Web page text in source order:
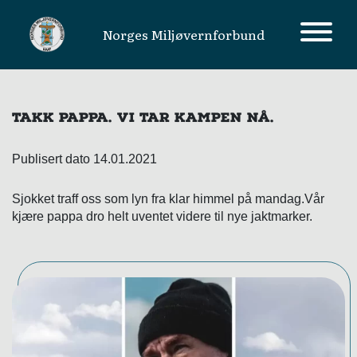
MAIN NAVIGATIONNorges Miljøvernforbund
TAKK PAPPA. VI TAR KAMPEN NÅ.
Publisert dato 14.01.2021
Sjokket traff oss som lyn fra klar himmel på mandag.Vår
kjære pappa dro helt uventet videre til nye jaktmarker.